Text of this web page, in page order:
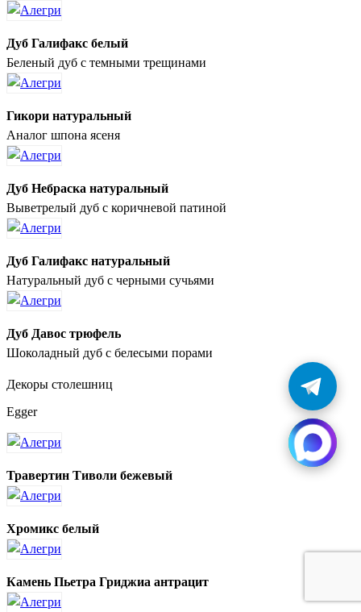
Дуб Галифакс белый
Беленый дуб с темными трещинами
Гикори натуральный
Аналог шпона ясеня
Дуб Небраска натуральный
Выветрелый дуб с коричневой патиной
Дуб Галифакс натуральный
Натуральный дуб с черными сучьями
Дуб Давос трюфель
Шоколадный дуб с белесыми порами
Декоры столешниц
Egger
Травертин Тиволи бежевый
Хромикс белый
Камень Пьетра Гриджиа антрацит